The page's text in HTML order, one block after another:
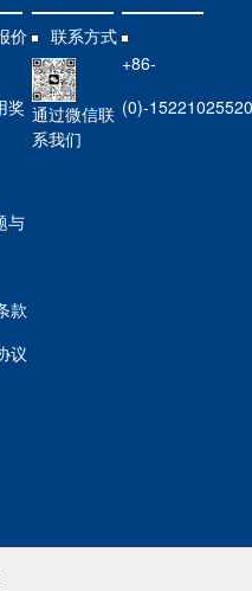
价
奖
与
款
议
联系方式
通过微信联
系我们
+86-
(0)-